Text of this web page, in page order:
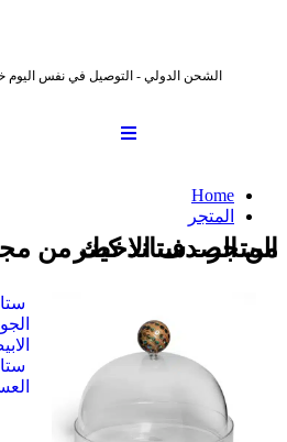
الشحن الدولي - التوصيل في نفس
Home
المتجر
المتجر - ستاند كيك من مجموعة الجوهر بيد من الصدف الاخضر